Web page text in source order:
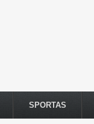
SPORTAS